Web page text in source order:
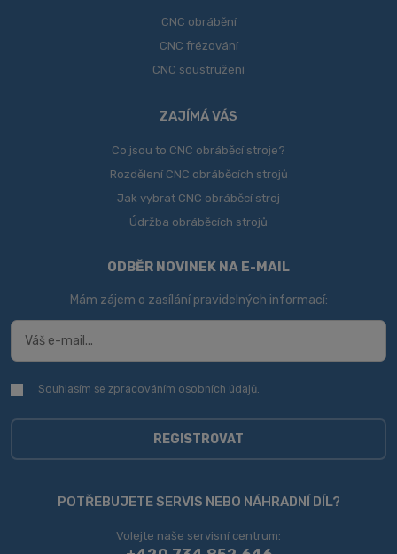
CNC obrábění
CNC frézování
CNC soustružení
ZAJÍMÁ VÁS
Co jsou to CNC obráběcí stroje?
Rozdělení CNC obráběcích strojů
Jak vybrat CNC obráběcí stroj
Údržba obráběcích strojů
ODBĚR NOVINEK NA E-MAIL
Mám zájem o zasílání pravidelných informací:
Souhlasím
zpracováním
Souhlasím se zpracováním osobních údajů.
REGISTROVAT
se
POTŘEBUJETE SERVIS NEBO NÁHRADNÍ DÍL?
Volejte naše servisní centrum: